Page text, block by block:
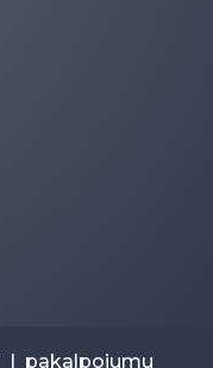
| pakalpojumu